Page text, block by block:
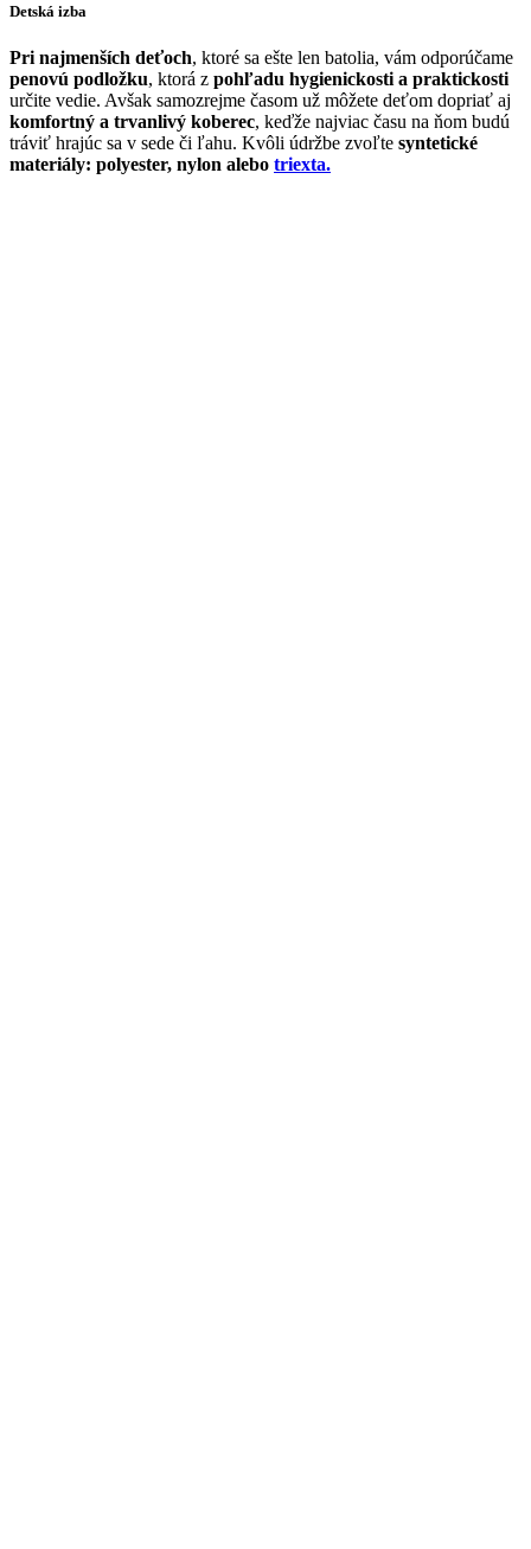
Detská izba
Pri najmenších deťoch, ktoré sa ešte len batolia, vám odporúčame
penovú podložku, ktorá z pohľadu hygienickosti a praktickosti
určite vedie. Avšak samozrejme časom už môžete deťom dopriať aj
komfortný a trvanlivý koberec, keďže najviac času na ňom budú
tráviť hrajúc sa v sede či ľahu. Kvôli údržbe zvoľte syntetické
materiály: polyester, nylon alebo triexta.